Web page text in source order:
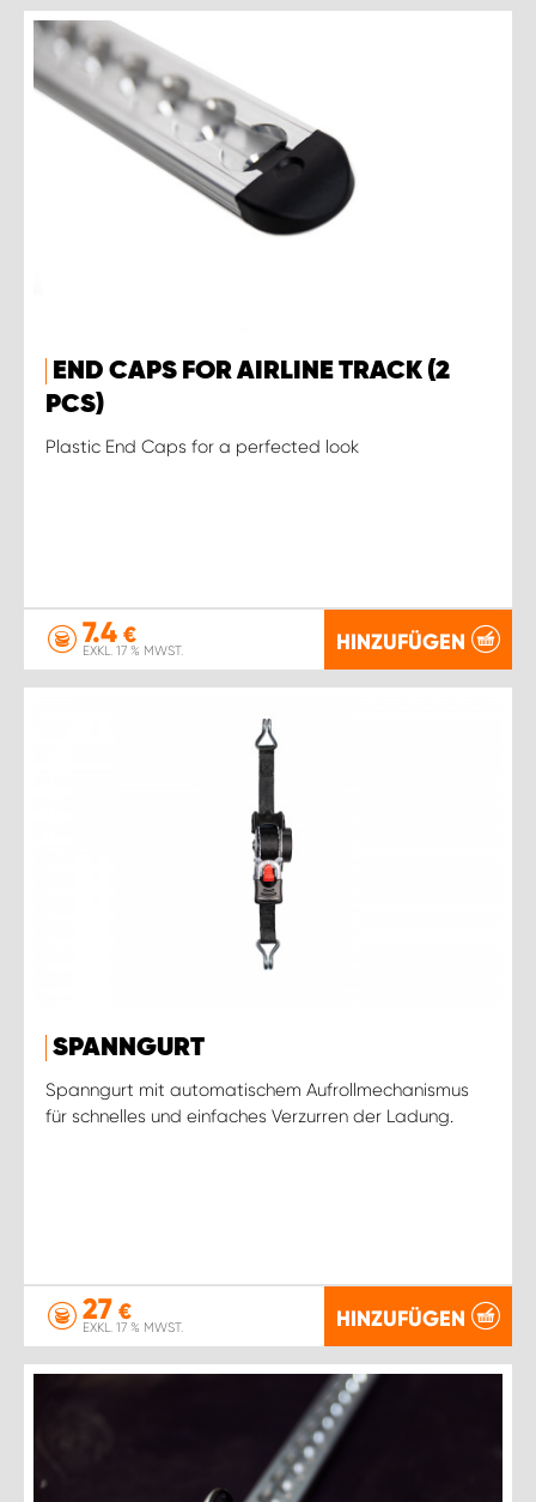
END CAPS FOR AIRLINE TRACK (2
PCS)
Plastic End Caps for a perfected look
7.4 €
EXKL. 17 % MWST. HINZUFÜGEN
SPANNGURT
Spanngurt mit automatischem Aufrollmechanismus
für schnelles und einfaches Verzurren der Ladung.
27 €
EXKL. 17 % MWST. HINZUFÜGEN